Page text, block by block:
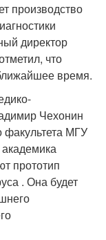
производство
директор
что
время.
Чехонин
факультета МГУ
прототип
. Она будет